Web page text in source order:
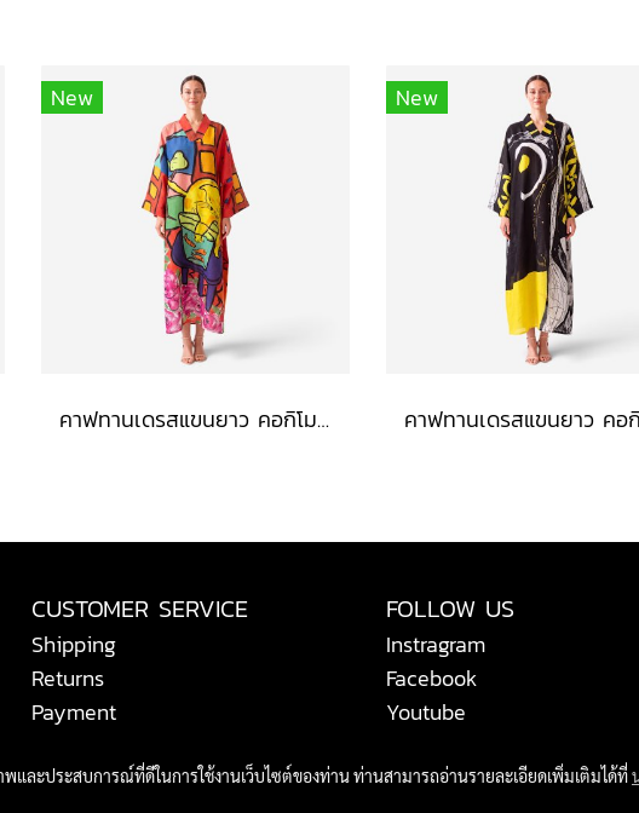
New
คาฟทานเดรสแขนยาว คอกิโมโน - สีแดง : ลายเจ้าเหมียวจอมซนกับโหลปลาทอง
New
CUSTOMER SERVICE
Shipping
Returns
Payment
FOLLOW US
Instragram
Facebook
Youtube
และประสบการณ์ที่ดีในการใช้งานเว็บไซต์ของท่าน ท่านสามารถอ่านรายละเอียดเพิ่มเติมได้ที่